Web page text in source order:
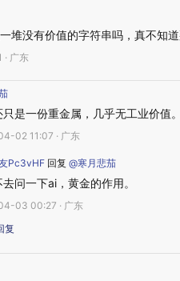
堆没有价值的字符串吗，真不知
广东
只是一份重金属，几乎无工业价值
02 11:07 · 广东
Pc3vHF 回复 @寒月悲茄
问一下ai，黄金的作用。
03 00:27 · 广东
复